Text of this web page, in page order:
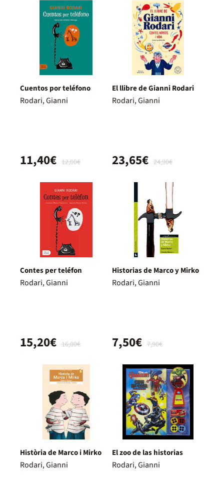
Cuentos por teléfono
Rodari, Gianni
12,00€
11,40€
El llibre de Gianni Rodari
Rodari, Gianni
24,90€
23,65€
Contes per teléfon
Rodari, Gianni
16,00€
15,20€
Historias de Marco y Mirko
Rodari, Gianni
7,90€
7,50€
Història de Marco i Mirko
Rodari, Gianni
El zoo de las historias
Rodari, Gianni